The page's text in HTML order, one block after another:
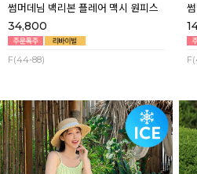
썸머데님 백리본 플레어 맥시 원피스
34,800
F(44-88)